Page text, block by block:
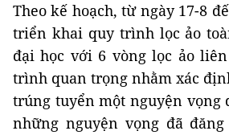
Theo kế hoạch, từ ngày 17-8
triển khai quy trình lọc ảo
đại học với 6 vòng lọc ảo
trình quan trọng nhằm xác
trúng tuyển một nguyện vọng
những nguyện vọng đã